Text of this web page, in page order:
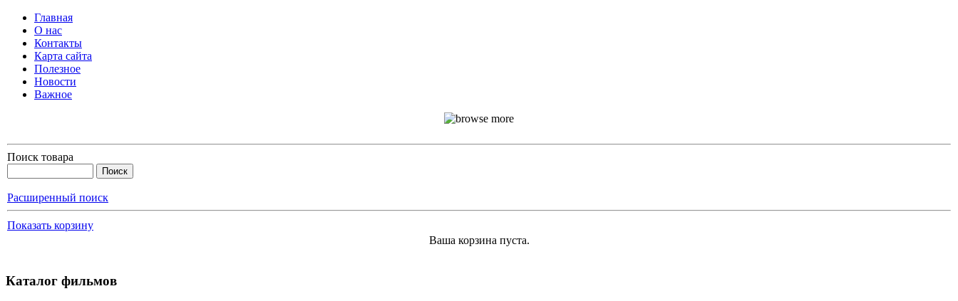
Главная
О нас
Контакты
Карта сайта
Полезное
Новости
Важное
Поиск товара
Расширенный поиск
Показать корзину
Ваша корзина пуста.
Каталог фильмов